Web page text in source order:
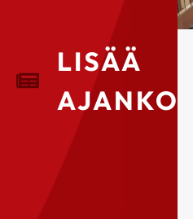
LISÄÄ